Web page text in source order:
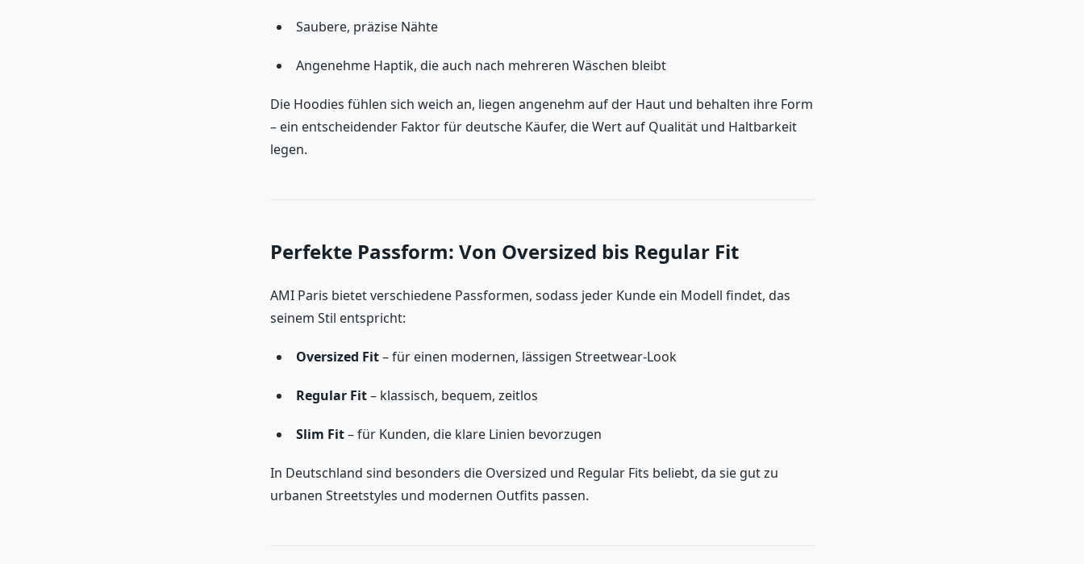
Saubere, präzise Nähte
Angenehme Haptik, die auch nach mehreren Wäschen bleibt
Die Hoodies fühlen sich weich an, liegen angenehm auf der Haut und behalten ihre Form
– ein entscheidender Faktor für deutsche Käufer, die Wert auf Qualität und Haltbarkeit
legen.
Perfekte Passform: Von Oversized bis Regular Fit
AMI Paris bietet verschiedene Passformen, sodass jeder Kunde ein Modell findet, das
seinem Stil entspricht:
Oversized Fit– für einen modernen, lässigen Streetwear-Look
Regular Fit– klassisch, bequem, zeitlos
Slim Fit– für Kunden, die klare Linien bevorzugen
In Deutschland sind besonders die Oversized und Regular Fits beliebt, da sie gut zu
urbanen Streetstyles und modernen Outfits passen.